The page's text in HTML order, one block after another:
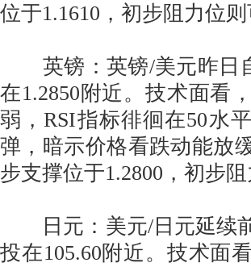
位于1.1610，初步阻力位
英镑：英镑/美元昨日
在1.2850附近。技术面看
弱，RSI指标徘徊在50水
弹，暗示价格看跌动能放
步支撑位于1.2800，初步
日元：美元/日元延续
投在105.60附近。技术面